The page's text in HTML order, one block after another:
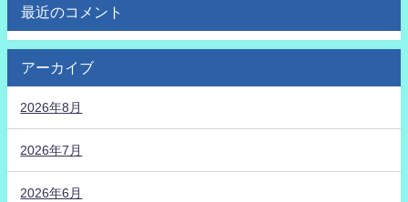
最近のコメント
アーカイブ
2026年8月
2026年7月
2026年6月